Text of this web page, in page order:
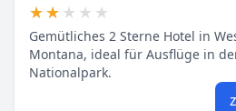
★★★★★
★★★★★
Gemütliches 2 Sterne Hotel in
Montana, ideal für Ausflüge in
Nationalpark.